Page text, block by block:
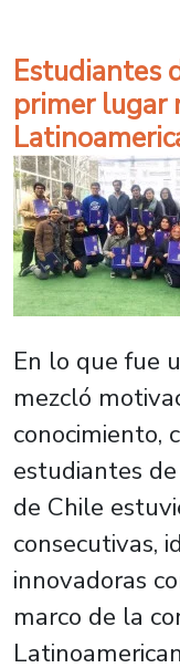
Estudiantes
primer lugar
En lo que fue
mezcló
conocimiento,
estudiantes
de Chile
consecutivas,
innovadoras
marco de la